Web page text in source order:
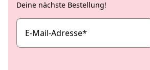
Deine nächste Bestellung!
E-Mail-Adresse*